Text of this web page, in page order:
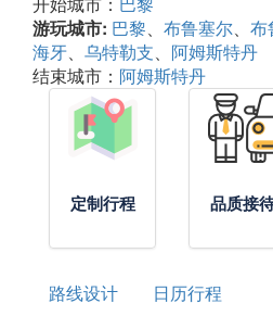
游玩城市: 巴黎 布鲁塞尔 布
海牙
乌特勒支
阿姆斯特丹
结束城市： 阿姆斯特丹
定制行程 品质接
路线设计
日历行程